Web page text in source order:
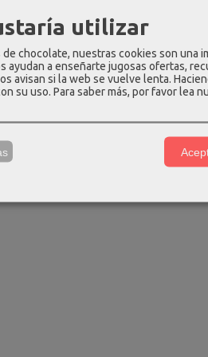
€ 54,99 €utilizar
chocolate, nuestras cookies son una
ayudan a enseñarte jugosas ofertas,
avisan si la web se vuelve lenta.
su uso. Para saber más, por favor lea